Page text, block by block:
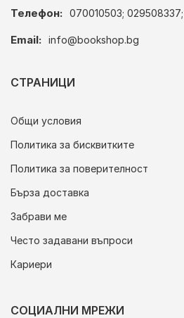
Телефон: 070010503; 029508337;
Email: info@bookshop.bg
СТРАНИЦИ
Общи условия
Политика за бисквитките
Политика за поверителност
Бърза доставка
Забрави ме
Често задавани въпроси
Кариери
СОЦИАЛНИ МРЕЖИ